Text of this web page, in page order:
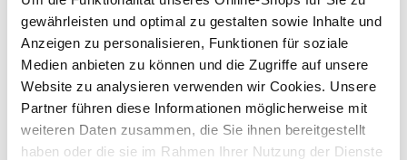
gewährleisten und optimal zu gestalten sowie Inhalte und
Anzeigen zu personalisieren, Funktionen für soziale
Medien anbieten zu können und die Zugriffe auf unsere
Website zu analysieren verwenden wir Cookies. Unsere
Partner führen diese Informationen möglicherweise mit
weiteren Daten zusammen, die Sie ihnen bereitgestellt
haben oder die sie im Rahmen Ihrer Nutzung der Dienste
Duschhocker höhenverstellbar mit 120 kg
Belastbarkeit